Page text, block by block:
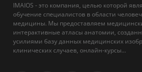
IMAIOS - это компания, целью которой
обучение специалистов в области
медицины. Мы предоставляем
интерактивные атласы анатомии,
усилиями базу данных медицинских
клинических случаев, онлайн-курсы...